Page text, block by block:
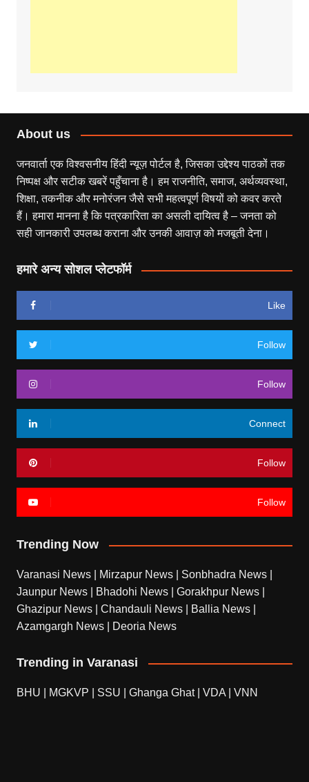
About us
जनवार्ता एक विश्वसनीय हिंदी न्यूज़ पोर्टल है, जिसका उद्देश्य पाठकों तक
निष्पक्ष और सटीक खबरें पहुँचाना है। हम राजनीति, समाज, अर्थव्यवस्था,
शिक्षा, तकनीक और मनोरंजन जैसे सभी महत्वपूर्ण विषयों को कवर करते
हैं। हमारा मानना है कि पत्रकारिता का असली दायित्व है – जनता को
सही जानकारी उपलब्ध कराना और उनकी आवाज़ को मजबूती देना।
हमारे अन्य सोशल प्लेटफॉर्म
Like
Follow
Follow
Connect
Follow
Follow
Trending Now
Varanasi News Mirzapur News Sonbhadra News
Jaunpur News
Bhadohi News Gorakhpur News
Ghazipur News
Chandauli News Ballia News
Azamgargh News
Deoria News
Trending in Varanasi
BHU MGKVP SSU Ghanga Ghat| VDA VNN